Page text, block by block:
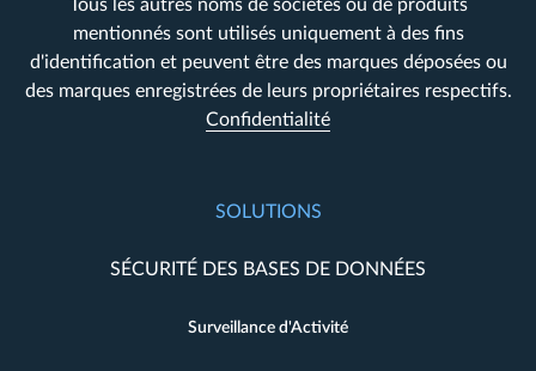
Tous les autres noms de sociétés ou de produits
mentionnés sont utilisés uniquement à des fins
d'identification et peuvent être des marques déposées ou
des marques enregistrées de leurs propriétaires respectifs.
Confidentialité
SOLUTIONS
SÉCURITÉ DES BASES DE DONNÉES
Surveillance d'Activité